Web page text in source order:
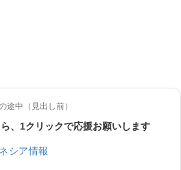
途中（見出し前）
、1クリックで応援お願いします